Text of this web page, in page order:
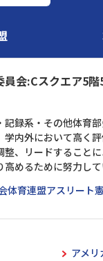
員会:Cスクエア5
記録系・その他体育
内外において高く評
整、リードすること
めるために努力して
体育連盟アスリート
アメ